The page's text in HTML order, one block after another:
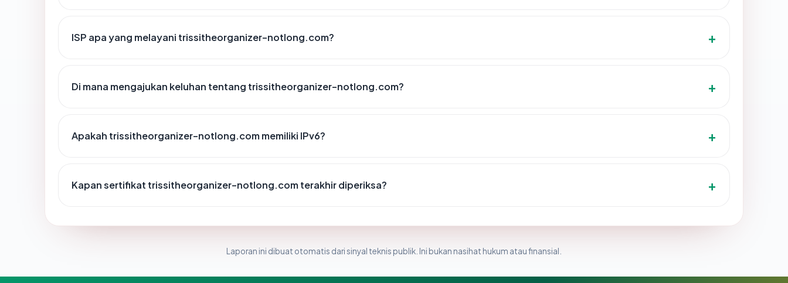
ISP apa yang melayani trissitheorganizer-notlong.com?
Di mana mengajukan keluhan tentang trissitheorganizer-notlong.com?
Apakah trissitheorganizer-notlong.com memiliki IPv6?
Kapan sertifikat trissitheorganizer-notlong.com terakhir diperiksa?
Laporan ini dibuat otomatis dari sinyal teknis publik. Ini bukan nasihat hukum atau finansial.